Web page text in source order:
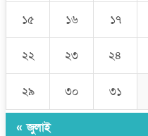
১৫ ১৬ ১৭
২২ ২৩ ২৪
২৯ ৩০ ৩১
« জুলাই